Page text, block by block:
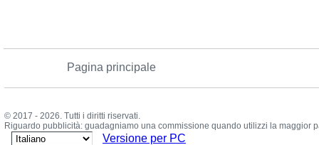
Pagina principale
© 2017 - 2026. Tutti i diritti riservati.
Riguardo pubblicità: guadagniamo una commissione quando utilizzi la maggior
Versione per PC